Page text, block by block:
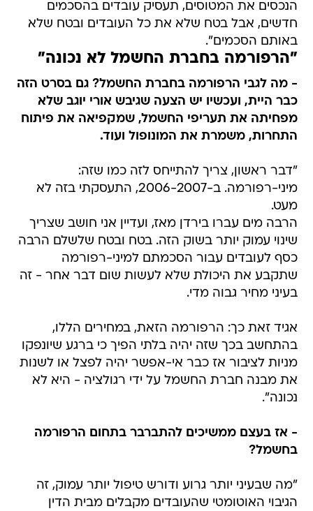
הנכסים את המטוסים, תעסיק עובדים בהסכמים
חדשים, אבל בטח שלא את כל העובדים ובטח שלא
באותם הסכמים".
"הרפורמה בחברת החשמל לא נכונה"
- מה לגבי הרפורמה בחברת החשמל? גם בסרט הזה
כבר היית, ועכשיו יש הצעה שגיבש אורי יוגב שלא
מפחיתה את תעריפי החשמל, שמקפיאה את פיתוח
התחרות, משמרת את המונופול ועוד.
"דבר ראשון, צריך להתייחס לזה כמו שזה:
מיני-רפורמה. ב-2006-2007, התעסקתי בזה לא
מעט.
הרבה מים עברו בירדן מאז, ועדיין אני חושב שצריך
שינוי עמוק יותר בשוק הזה. בטח ובטח שלשלם הרבה
כסף לעובדים עבור הסכמתם למיני-רפורמה
שתקבע את היכולת שלא לעשות שום דבר אחר - זה
בעיני מחיר גבוה מדי.
אגיד זאת כך: הרפורמה הזאת, במחירים הללו,
בהתחשב בכך שזה יהיה בלתי הפיך כי ברגע שיונפקו
מניות לציבור אז כבר אי-אפשר יהיה לפצל או לשנות
את מבנה חברת החשמל על ידי רגולציה - היא לא
נכונה".
- אז בעצם ממשיכים להתברבר בתחום הרפורמה
בחשמל?
"מה שבעיני יותר גרוע ודורש טיפול יותר עמוק, זה
הגיבוי האוטומטי שהעובדים מקבלים מבית הדין